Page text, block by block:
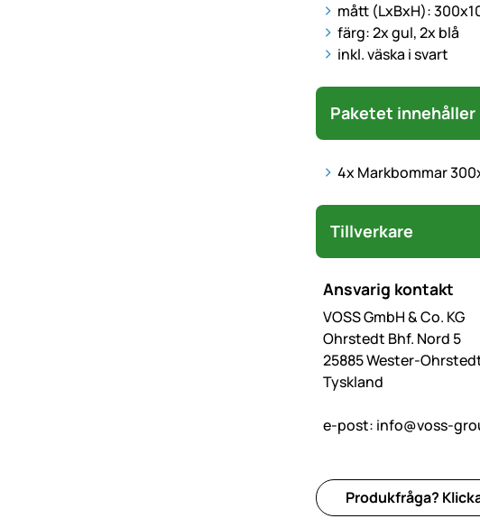
mått (LxBxH):
färg: 2x gul, 2x blå
inkl. väska i svart
Paketet innehåller
4x Markbommar
Tillverkare
Ansvarig kontakt
VOSS GmbH & Co. KG
Ohrstedt Bhf. Nord 5
25885 Wester-
Tyskland
e-post: info@voss-
Produkfråga?